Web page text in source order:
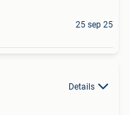
25 sep 25
Details